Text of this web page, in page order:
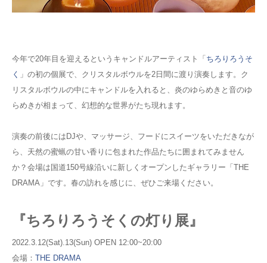
今年で20年目を迎えるというキャンドルアーティスト「ちろりろうそ
く 」の初の個展で、クリスタルボウルを2日間に渡り演奏します。ク
リスタルボウルの中にキャンドルを入れると、炎のゆらめきと音のゆ
らめきが相まって、幻想的な世界がたち現れます。
演奏の前後にはDJや、マッサージ、フードにスイーツをいただきなが
ら、天然の蜜蝋の甘い香りに包まれた作品たちに囲まれてみません
か？会場は国道150号線沿いに新しくオープンしたギャラリー「THE
DRAMA」です。春の訪れを感じに、ぜひご来場ください。
『ちろりろうそくの灯り展』
2022.3.12(Sat).13(Sun) OPEN 12:00~20:00
会場： THE DRAMA